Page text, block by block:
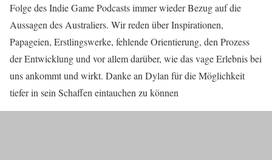
Folge des Indie Game Podcasts immer wieder Bezug auf die
Aussagen des Australiers. Wir reden über Inspirationen,
Papageien, Erstlingswerke, fehlende Orientierung, den Prozess
der Entwicklung und vor allem darüber, wie das vage Erlebnis bei
uns ankommt und wirkt. Danke an Dylan für die Möglichkeit
tiefer in sein Schaffen eintauchen zu können